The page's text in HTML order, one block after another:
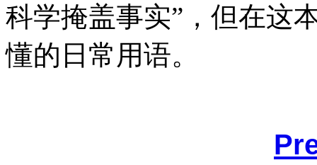
科学掩盖事实”，但在这
懂的日常用语。